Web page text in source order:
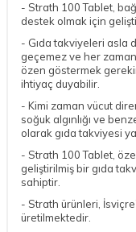
- Strath 100 Tablet,
destek olmak için
- Gıda takviyeleri asla
geçemez ve her
özen göstermek
ihtiyaç duyabilir.
- Kimi zaman vücut
soğuk algınlığı ve
olarak gıda takviyesi
- Strath 100 Tablet,
geliştirilmiş bir gıda
sahiptir.
- Strath ürünleri,
üretilmektedir.